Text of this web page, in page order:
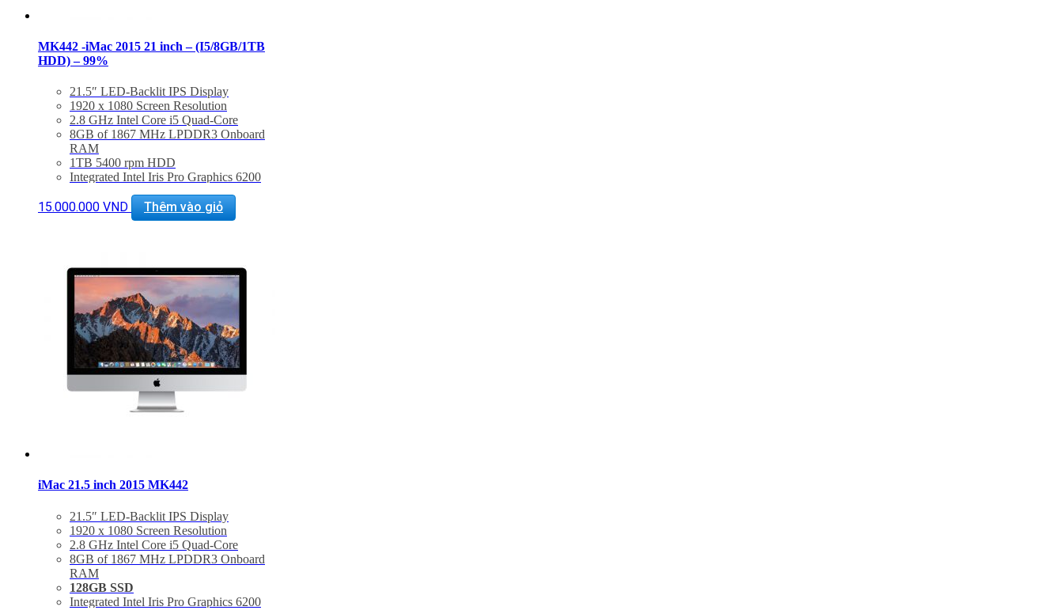
MK442 -iMac 2015 21 inch – (I5/8GB/1TB
HDD) – 99%
21.5″ LED-Backlit IPS Display
1920 x 1080 Screen Resolution
2.8 GHz Intel Core i5 Quad-Core
8GB of 1867 MHz LPDDR3 Onboard
RAM
1TB 5400 rpm HDD
Integrated Intel Iris Pro Graphics 6200
Thunderbolt 2 + USB 3.0
Mac OS X El Capitan or macOS Sierra
15.000.000 VND Thêm vào giỏ
iMac 21.5 inch 2015 MK442
21.5″ LED-Backlit IPS Display
1920 x 1080 Screen Resolution
2.8 GHz Intel Core i5 Quad-Core
8GB of 1867 MHz LPDDR3 Onboard
RAM
128GB SSD
Integrated Intel Iris Pro Graphics 6200